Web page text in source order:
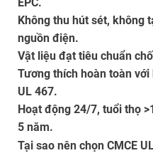
Không thu hút sét, không
nguồn điện.
Vật liệu đạt tiêu chuẩn
Tương thích hoàn toàn
UL 467.
Hoạt động 24/7, tuổi thọ
5 năm.
Tại sao nên chọn CMCE